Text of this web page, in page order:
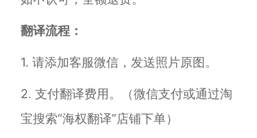
翻译流程：
1. 请添加客服微信，发送照片原图。
2. 支付翻译费用。（微信支付或通过淘
宝搜索“海权翻译”店铺下单）